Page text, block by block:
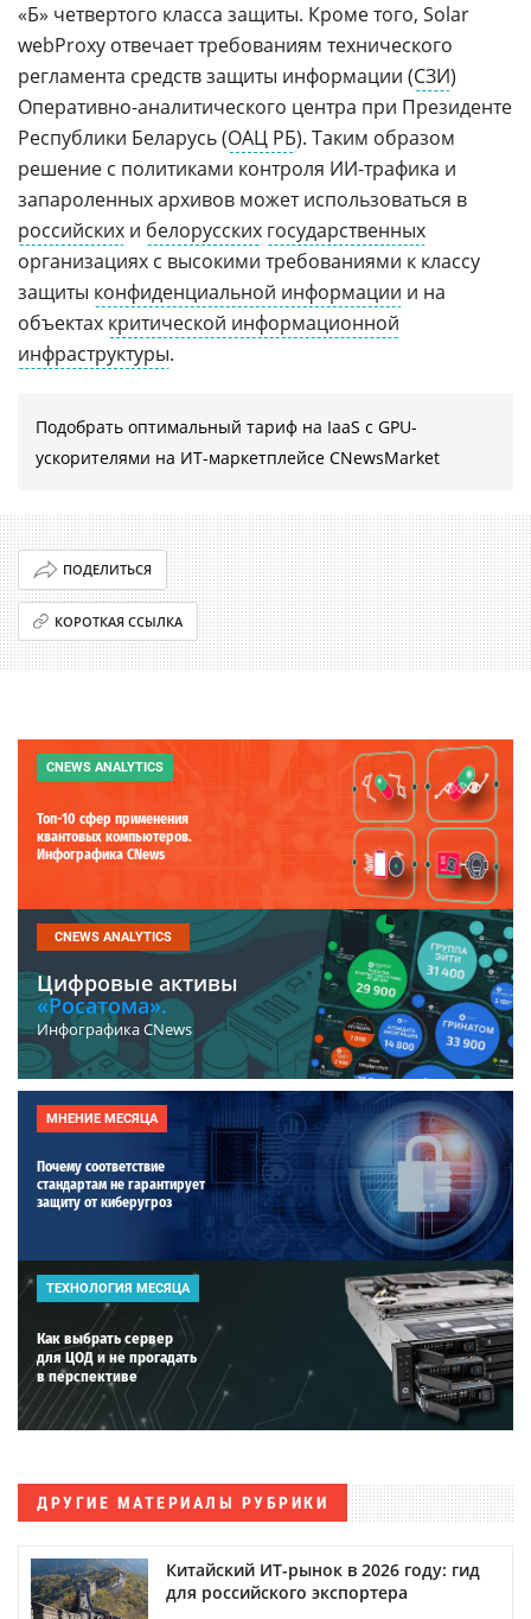
«Б» четвертого класса защиты. Кроме того, Solar
webProxy отвечает требованиям технического
регламента средств защиты информации (СЗИ)
Оперативно-аналитического центра при Президенте
Республики Беларусь (ОАЦ РБ). Таким образом
решение с политиками контроля ИИ-трафика и
запароленных архивов может использоваться в
российских и белорусских государственных
организациях с высокими требованиями к классу
защиты конфиденциальной информации и на
объектах критической информационной
инфраструктуры.
Подобрать оптимальный тариф на IaaS с GPU-
ускорителями на ИТ-маркетплейсе CNewsMarket
ПОДЕЛИТЬСЯ
КОРОТКАЯ ССЫЛКА
CNEWS ANALYTICS
Топ-10 сфер применения
квантовых компьютеров.
Инфографика CNews
CNEWS ANALYTICS
Цифровые активы
«Росатома».
Инфографика CNews
МНЕНИЕ МЕСЯЦА
Почему соответствие
стандартам не гарантирует
защиту от киберугроз
ТЕХНОЛОГИЯ МЕСЯЦА
Как выбрать сервер
для ЦОД и не прогадать
в перспективе
ДРУГИЕ МАТЕРИАЛЫ РУБРИКИ
Китайский ИТ-рынок в 2026 году: гид
для российского экспортера